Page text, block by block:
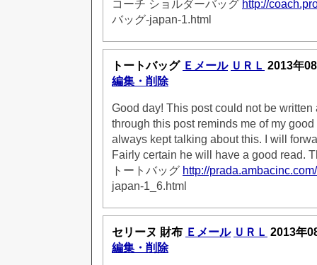
コーチ ショルダーバッグ http://
バッグ-japan-1.html
トートバッグ Ｅメール ＵＲＬ 2013年
編集・削除
Good day! This post could not be
through this post reminds me of my
always kept talking about this. I will
Fairly certain he will have a good read.
トートバッグ http://prada.ambacinc.com/
japan-1_6.html
セリーヌ 財布 Ｅメール ＵＲＬ 2013年
編集・削除